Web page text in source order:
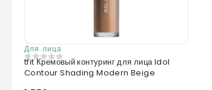
Для лица
0 из 5
tfit Кремовый контуринг для лица Idol
Contour Shading Modern Beige